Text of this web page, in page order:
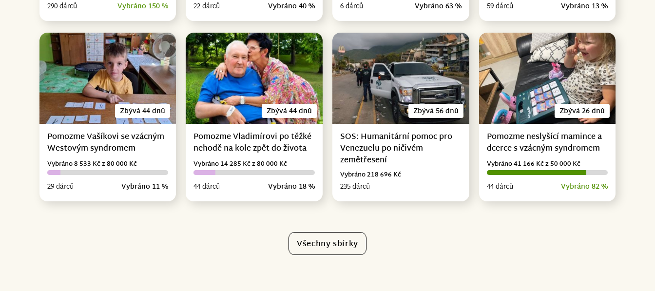
290 dárců Vybráno 150 % 22 dárců Vybráno 40 % 6 dárců Vybráno 63 % 59 dárců Vybráno 13 %
Zbývá 44 dnů
Pomozme Vašíkovi se vzácným
Westovým syndromem
29 dárců Vybráno 11 %
Vybráno 8 533 Kč z 80 000 Kč
Zbývá 44 dnů
Pomozme Vladimírovi po těžké
nehodě na kole zpět do života
44 dárců Vybráno 18 %
Vybráno 14 285 Kč z 80 000 Kč
Zbývá 56 dnů
SOS: Humanitární pomoc pro
Venezuelu po ničivém
zemětřesení
235 dárců
Vybráno 218 696 Kč
Zbývá 26 dnů
Pomozme neslyšící mamince a
dcerce s vzácným syndromem
44 dárců Vybráno 82 %
Vybráno 41 166 Kč z 50 000 Kč
Všechny sbírky